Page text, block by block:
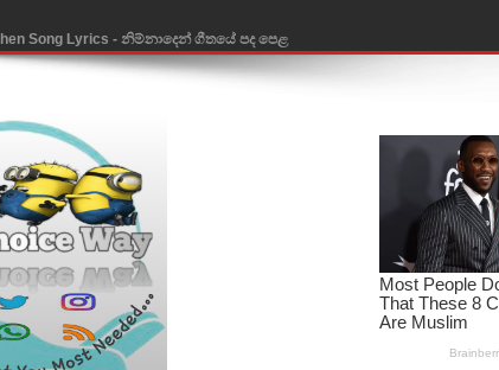
Mage Adare Song Lyrics - ඔබමයි මගේ ආදරේ ගීතයේ පද පෙළ
Gihin Song Lyrics - පන්සල් ගිහිං ගීතයේ පද පෙළ
Song Lyrics - අංකෙළිය ගීතයේ පද පෙළ
Song Lyrics - ඩියර් ගෝඩ් ගීතයේ පද පෙළ
KATHA Song Lyrics - මනමාල කතා ගීතයේ පද පෙළ
- Shakira, Burna Boy | 2026 football world cup song lyrics